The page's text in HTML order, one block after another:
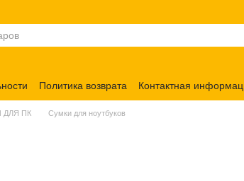
Политика возврата Контактная
ДЛЯ ПК Сумки для ноутбуков